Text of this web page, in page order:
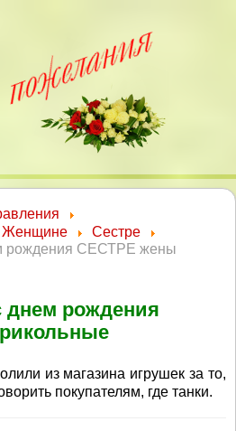
Женщине
Сестре
рождения СЕСТРЕ жены
днем рождения
из магазина игрушек за то,
покупателям, где танки.